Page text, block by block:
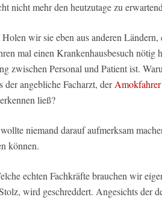
nicht mehr den heutzutage zu
wir sie eben aus anderen
mal einen Krankenhausbesuch
zwischen Personal und Patient ist.
der angebliche Facharzt, der
ließ?
niemand darauf aufmerksam
können.
echten Fachkräfte brauchen wir
wird geschreddert. Angesichts der